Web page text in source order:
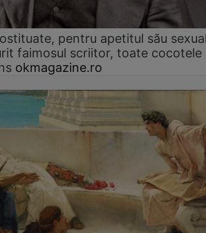
pentru apetitul său
faimosul scriitor, toate cocotele
okmagazine.ro